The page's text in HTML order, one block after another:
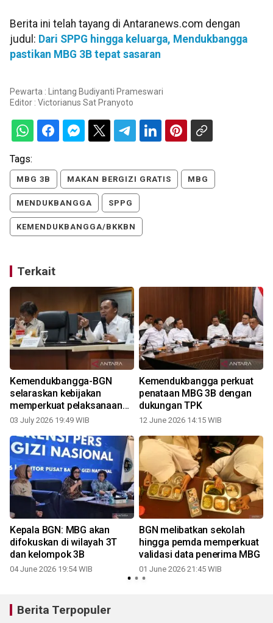
Berita ini telah tayang di Antaranews.com dengan
judul: Dari SPPG hingga keluarga, Mendukbangga
pastikan MBG 3B tepat sasaran
Pewarta : Lintang Budiyanti Prameswari
Editor : Victorianus Sat Pranyoto
Tags:
MBG 3B MAKAN BERGIZI GRATIS MBG
MENDUKBANGGA SPPG
KEMENDUKBANGGA/BKKBN
Terkait
Kemendukbangga-BGN
selaraskan kebijakan
memperkuat pelaksanaan
MBG 3B
03 July 2026 19:49 WIB
Kemendukbangga perkuat
penataan MBG 3B dengan
dukungan TPK
12 June 2026 14:15 WIB
Kepala BGN: MBG akan
difokuskan di wilayah 3T
dan kelompok 3B
04 June 2026 19:54 WIB
BGN melibatkan sekolah
hingga pemda memperkuat
validasi data penerima MBG
01 June 2026 21:45 WIB
Berita Terpopuler